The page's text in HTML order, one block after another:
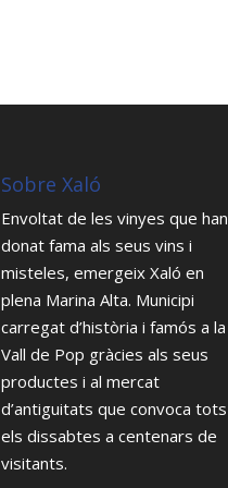
Sobre Xaló
Envoltat de les vinyes que han
donat fama als seus vins i
misteles, emergeix Xaló en
plena Marina Alta. Municipi
carregat d’història i famós a la
Vall de Pop gràcies als seus
productes i al mercat
d’antiguitats que convoca tots
els dissabtes a centenars de
visitants.